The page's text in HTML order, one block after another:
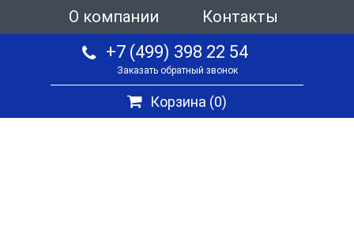
О компании
Контакты
+7 (499) 398 22 54
Заказать обратный звонок
Корзина (0)